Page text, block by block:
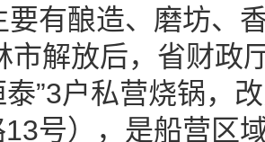
要有酿造、磨坊、
市解放后，省财政
泰”3户私营烧锅，
号），是船营区